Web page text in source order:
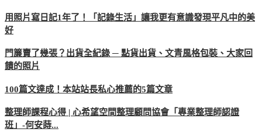
用照片寫日記1年了！「記錄生活」讓我更有意識發現平凡中的美
好
門簾賣了幾張？出貨全紀錄 ─ 點貨出貨、文青風格包裝、大家回
饋的照片
100篇文達成！本站站長私心推薦的5篇文章
整理師課程心得 | 心希望空間整理顧問協會「專業整理師認證
班」-何安蒔...